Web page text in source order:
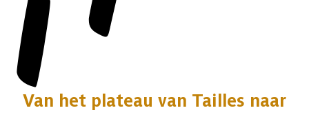
Van het plateau van Tailles naar